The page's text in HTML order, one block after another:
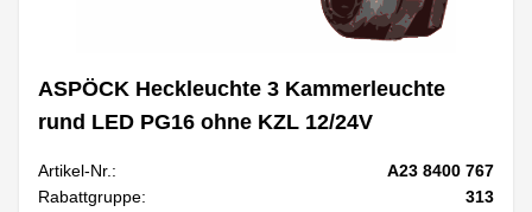
ASPÖCK Heckleuchte 3 Kammerleuchte
rund LED PG16 ohne KZL 12/24V
Artikel-Nr.:
A23 8400 767
Rabattgruppe:
313